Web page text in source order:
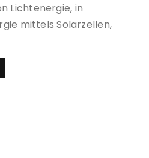
Lichtenergie, in
mittels Solarzellen,